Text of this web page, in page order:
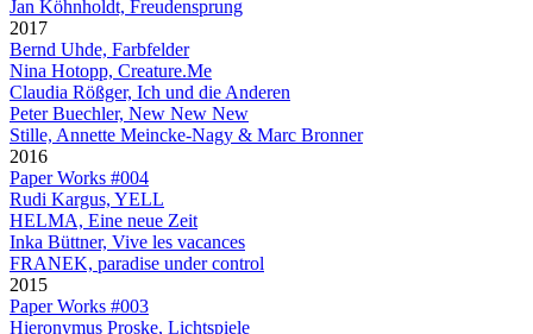
Jan Köhnholdt, Freudensprung
2017
Bernd Uhde, Farbfelder
Nina Hotopp, Creature.Me
Claudia Rößger, Ich und die Anderen
Peter Buechler, New New New
Stille, Annette Meincke-Nagy & Marc Bronner
2016
Paper Works #004
Rudi Kargus, YELL
HELMA, Eine neue Zeit
Inka Büttner, Vive les vacances
FRANEK, paradise under control
2015
Paper Works #003
Hieronymus Proske, Lichtspiele